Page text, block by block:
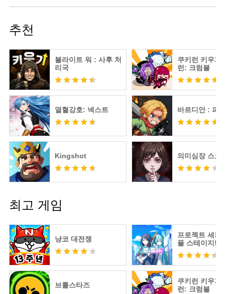
추천
블라이트 워 : 사후 처
리국
쿠키런 키우기
런: 크럼블
열혈강호: 넥스트 바르디안 : 피
Kingshot 의미심장 스토
최고 게임
냥코 대전쟁
브롤스타즈
프로젝트 세카
풀 스테이지!
츠네 미쿠
쿠키런 키우기
런: 크럼블